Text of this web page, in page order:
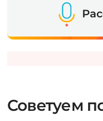
Советуем